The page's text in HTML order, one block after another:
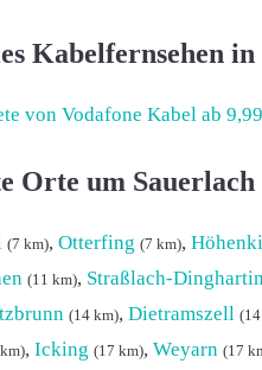
Kabelfernsehen in
von Vodafone Kabel ab
Orte um Sauerlach
(7 km), Otterfing (7 km),
(11 km), Straßlach-
(14 km), Dietramszell
, Icking (17 km), Weyarn (17